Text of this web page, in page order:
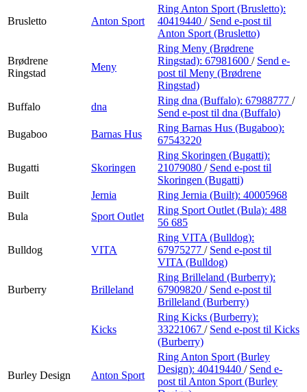
Brusletto Anton Sport
Ring Anton Sport (Brusletto):
40419440 / Send e-post til
Anton Sport (Brusletto)
Brødrene
Ringstad
Meny
Ring Meny (Brødrene
Ringstad): 67981600 / Send e-
post til Meny (Brødrene
Ringstad)
Buffalo
dna
Ring dna (Buffalo): 67988777 /
Send e-post til dna (Buffalo)
Bugaboo
Barnas Hus
Ring Barnas Hus (Bugaboo):
67543220
Bugatti Skoringen
Ring Skoringen (Bugatti):
21079080 / Send e-post til
Skoringen (Bugatti)
Built
Jernia Ring Jernia (Built): 40005968
Bula
Sport Outlet
Ring Sport Outlet (Bula): 488
56 685
Bulldog VITA
Ring VITA (Bulldog):
67975277 / Send e-post til
VITA (Bulldog)
Burberry Brilleland
Ring Brilleland (Burberry):
67909820 / Send e-post til
Brilleland (Burberry)
Kicks
Ring Kicks (Burberry):
33221067 / Send e-post til Kicks
(Burberry)
Burley Design Anton Sport
Ring Anton Sport (Burley
Design): 40419440 / Send e-
post til Anton Sport (Burley